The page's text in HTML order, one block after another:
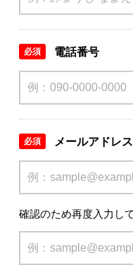
電話番号
必須
メールアドレス
必須
確認のため再度入力し